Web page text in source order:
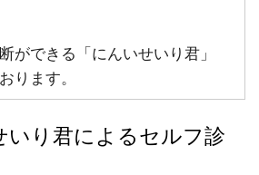
ができる「にんいせいり君」
ります。
いり君によるセルフ診